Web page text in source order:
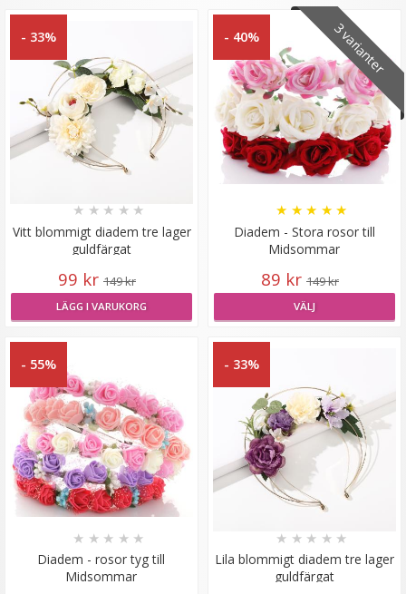
Hårband med kattöron Blå
39 kr
LÄGG I VARUKORG
- 33%
Vitt blommigt diadem tre lager
guldfärgat
★ ★ ★ ★ ★
99 kr 149 kr
LÄGG I VARUKORG
3 varianter
- 40%
Diadem - Stora rosor till
Midsommar
★ ★ ★ ★ ★
89 kr 149 kr
VÄLJ
- 55%
Diadem - rosor tyg till
Midsommar
★ ★ ★ ★ ★
- 33%
Lila blommigt diadem tre lager
guldfärgat
★ ★ ★ ★ ★